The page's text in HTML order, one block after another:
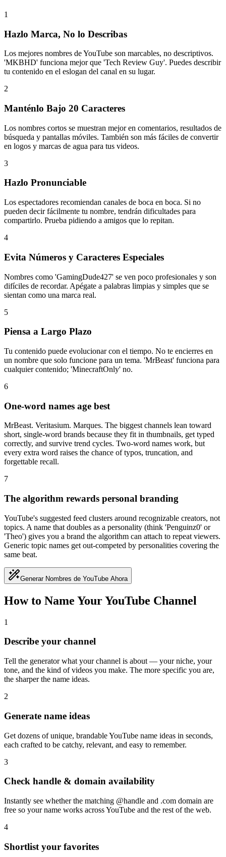
1
Hazlo Marca, No lo Describas
Los mejores nombres de YouTube son marcables, no descriptivos.
'MKBHD' funciona mejor que 'Tech Review Guy'. Puedes describir
tu contenido en el eslogan del canal en su lugar.
2
Manténlo Bajo 20 Caracteres
Los nombres cortos se muestran mejor en comentarios, resultados de
búsqueda y pantallas móviles. También son más fáciles de convertir
en logos y marcas de agua para tus videos.
3
Hazlo Pronunciable
Los espectadores recomiendan canales de boca en boca. Si no
pueden decir fácilmente tu nombre, tendrán dificultades para
compartirlo. Prueba pidiendo a amigos que lo repitan.
4
Evita Números y Caracteres Especiales
Nombres como 'GamingDude427' se ven poco profesionales y son
difíciles de recordar. Apégate a palabras limpias y simples que se
sientan como una marca real.
5
Piensa a Largo Plazo
Tu contenido puede evolucionar con el tiempo. No te encierres en
un nombre que solo funcione para un tema. 'MrBeast' funciona para
cualquier contenido; 'MinecraftOnly' no.
6
One-word names age best
MrBeast. Veritasium. Marques. The biggest channels lean toward
short, single-word brands because they fit in thumbnails, get typed
correctly, and survive trend cycles. Two-word names work, but
every extra word raises the chance of typos, truncation, and
forgettable recall.
7
The algorithm rewards personal branding
YouTube's suggested feed clusters around recognizable creators, not
topics. A name that doubles as a personality (think 'Penguinz0' or
'Theo') gives you a brand the algorithm can attach to repeat viewers.
Generic topic names get out-competed by personalities covering the
same beat.
Generar Nombres de YouTube Ahora
How to Name Your YouTube Channel
1
Describe your channel
Tell the generator what your channel is about — your niche, your
tone, and the kind of videos you make. The more specific you are,
the sharper the name ideas.
2
Generate name ideas
Get dozens of unique, brandable YouTube name ideas in seconds,
each crafted to be catchy, relevant, and easy to remember.
3
Check handle & domain availability
Instantly see whether the matching @handle and .com domain are
free so your name works across YouTube and the rest of the web.
4
Shortlist your favorites